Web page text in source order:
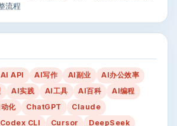
流程
AI API AI写作 AI副业
AI办公效率
AI实践 AI工具 AI百科
AI编程
化 ChatGPT
Claude
Codex CLI Cursor
DeepSeek